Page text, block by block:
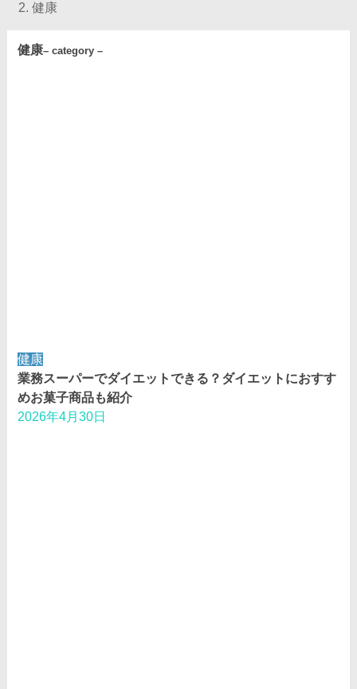
健康
健康– category –
健康
業務スーパーでダイエットできる？ダイエットにおすす
めお菓子商品も紹介
2026年4月30日